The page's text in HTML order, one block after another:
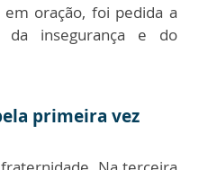
em oração, foi pedida a
insegurança e do
primeira vez